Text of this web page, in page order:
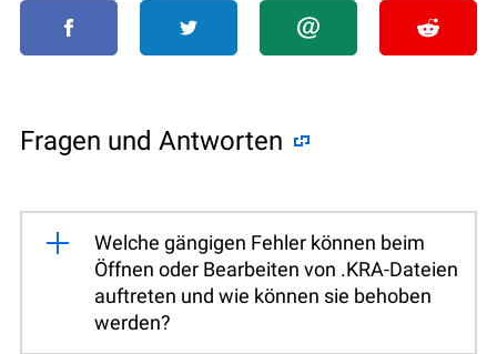
Fragen und Antworten
Welche gängigen Fehler können beim
Öffnen oder Bearbeiten von .KRA-Dateien
auftreten und wie können sie behoben
werden?